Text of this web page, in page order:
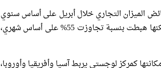
الميزان التجاري خلال أبريل على أساس سنوي
لتصل إلى 25.4 مليار ريال، محققة قفزة بأكثر من 100%، لكنها هبطت بنسبة تجاوزت 55% على أساس شهري،
كمركز لوجستي يربط آسيا وأفريقيا وأوروبا،